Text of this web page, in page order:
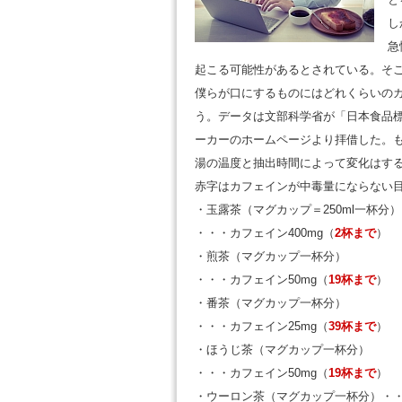
急
起こる可能性があるとされている。そ
僕らが口にするものにはどれくらいの
う。データは文部科学省が「日本食品
ーカーのホームページより拝借した。
湯の温度と抽出時間によって変化はす
赤字はカフェインが中毒量にならない
・玉露茶（マグカップ＝250ml一杯分）
・・・カフェイン400mg（2杯まで）
・煎茶（マグカップ一杯分）
・・・カフェイン50mg（19杯まで）
・番茶（マグカップ一杯分）
・・・カフェイン25mg（39杯まで）
・ほうじ茶（マグカップ一杯分）
・・・カフェイン50mg（19杯まで）
・ウーロン茶（マグカップ一杯分）・